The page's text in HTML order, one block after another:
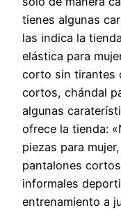
tienes algunas
las indica la
elástica para
corto sin tirantes
cortos, chándal
algunas
ofrece la tienda:
piezas para
pantalones
informales
entrenamiento a